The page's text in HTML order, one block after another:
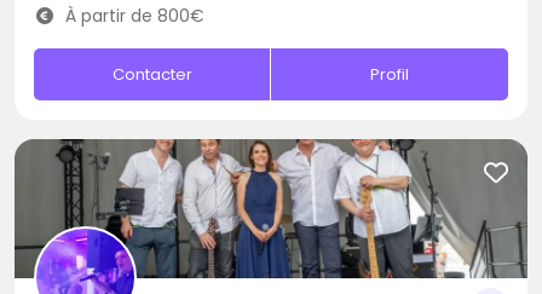
À partir de 800€
Contacter Profil